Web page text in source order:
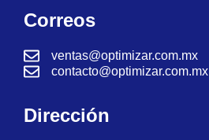
Correos
ventas@optimizar.com.mx
contacto@optimizar.com.mx
Dirección